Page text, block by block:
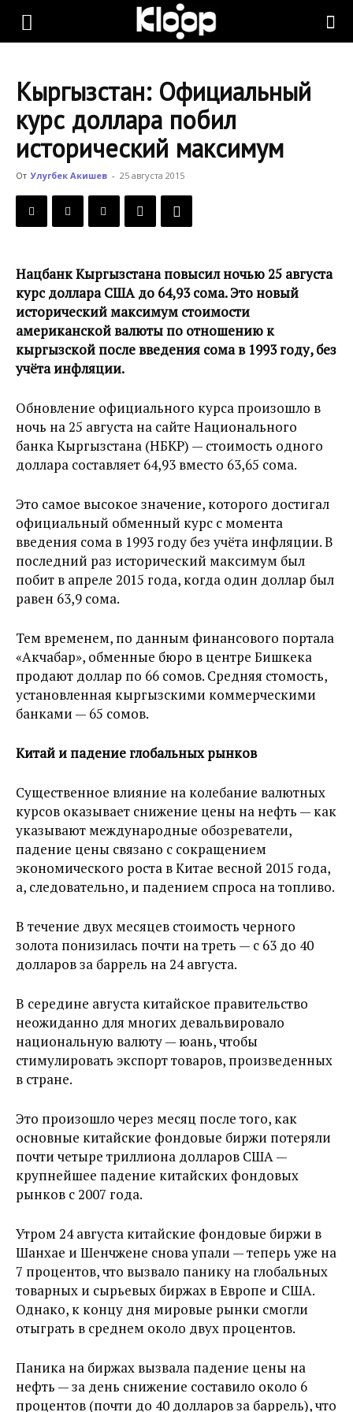
KLOOP.KG
Новости
Кыргызстана
Кыргызстан: Официальный
курс доллара побил
исторический максимум
От Улугбек Акишев - 25 августа 2015
Нацбанк Кыргызстана повысил ночью 25 августа
курс доллара США до 64,93 сома. Это новый
исторический максимум стоимости
американской валюты по отношению к
кыргызской после введения сома в 1993 году, без
учёта инфляции.
Обновление официального курса произошло в
ночь на 25 августа на сайте Национального
банка Кыргызстана (НБКР) — стоимость одного
доллара составляет 64,93 вместо 63,65 сома.
Это самое высокое значение, которого достигал
официальный обменный курс с момента
введения сома в 1993 году без учёта инфляции. В
последний раз исторический максимум был
побит в апреле 2015 года, когда один доллар был
равен 63,9 сома.
Тем временем, по данным финансового портала
«Акчабар», обменные бюро в центре Бишкека
продают доллар по 66 сомов. Средняя стомость,
установленная кыргызскими коммерческими
банками — 65 сомов.
Китай и падение глобальных рынков
Существенное влияние на колебание валютных
курсов оказывает снижение цены на нефть — как
указывают международные обозреватели,
падение цены связано с сокращением
экономического роста в Китае весной 2015 года,
а, следовательно, и падением спроса на топливо.
В течение двух месяцев стоимость черного
золота понизилась почти на треть — с 63 до 40
долларов за баррель на 24 августа.
В середине августа китайское правительство
неожиданно для многих девальвировало
национальную валюту — юань, чтобы
стимулировать экспорт товаров, произведенных
в стране.
Это произошло через месяц после того, как
основные китайские фондовые биржи потеряли
почти четыре триллиона долларов США —
крупнейшее падение китайских фондовых
рынков с 2007 года.
Утром 24 августа китайские фондовые биржи в
Шанхае и Шенчжене снова упали — теперь уже на
7 процентов, что вызвало панику на глобальных
товарных и сырьевых биржах в Европе и США.
Однако, к концу дня мировые рынки смогли
отыграть в среднем около двух процентов.
Паника на биржах вызвала падение цены на
нефть — за день снижение составило около 6
процентов (почти до 40 долларов за баррель), что